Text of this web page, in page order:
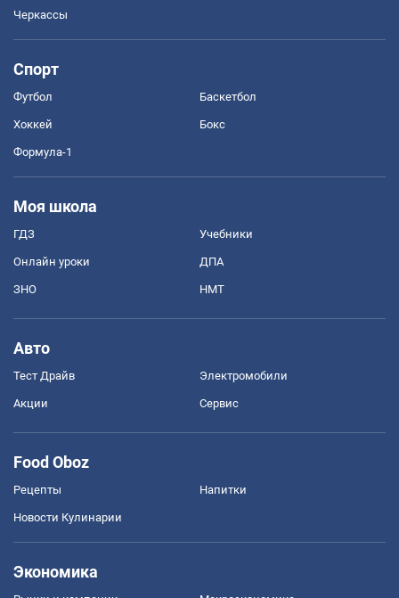
Черкассы
Спорт
Футбол Баскетбол
Хоккей Бокс
Формула-1
Моя школа
ГДЗ Учебники
Онлайн уроки ДПА
ЗНО НМТ
Авто
Тест Драйв Электромобили
Акции Сервис
Food Oboz
Рецепты Напитки
Новости Кулинарии
Экономика